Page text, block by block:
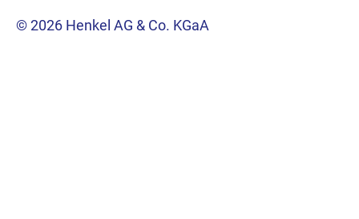
© 2026 Henkel AG & Co. KGaA